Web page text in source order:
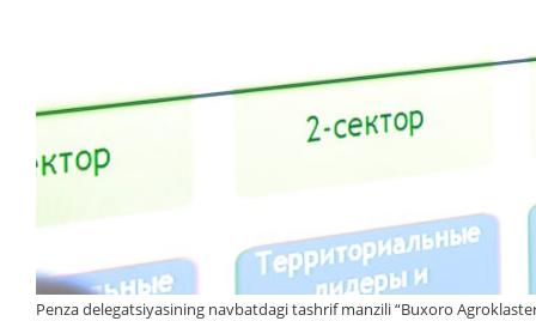
Penza delegatsiyasining navbatdagi tashrif manzili “Buxoro